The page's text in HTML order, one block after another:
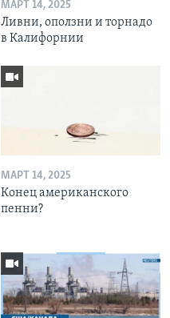
МАРТ 14, 2025
Ливни, оползни и торнадо
в Калифорнии
МАРТ 14, 2025
Конец американского
пенни?